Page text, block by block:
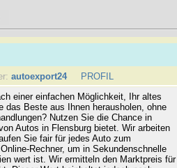
autoexport24
PROFIL
einer einfachen Möglichkeit, Ihr altes
das Beste aus Ihnen herausholen, ohne
Nutzen Sie die Chance in
Autos in Flensburg bietet. Wir arbeiten
Sie fair für jedes Auto zum
Rechner, um in Sekundenschnelle
wert ist. Wir ermitteln den Marktpreis für